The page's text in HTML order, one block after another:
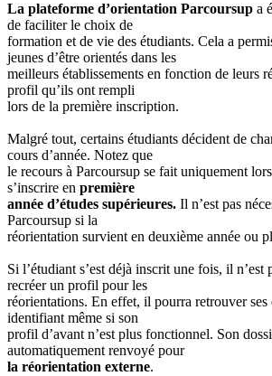
La plateforme d’orientation Parcoursup a
de faciliter le choix de
formation et de vie des étudiants. Cela a
jeunes d’être orientés dans les
meilleurs établissements en fonction de leurs
profil qu’ils ont rempli
lors de la première inscription.
Malgré tout, certains étudiants décident de
cours d’année. Notez que
le recours à Parcoursup se fait uniquement
s’inscrire en première
année d’études supérieures. Il n’est pas
Parcoursup si la
réorientation survient en deuxième année ou
Si l’étudiant s’est déjà inscrit une fois, il n’est
recréer un profil pour les
réorientations. En effet, il pourra retrouver ses
identifiant même si son
profil d’avant n’est plus fonctionnel. Son
automatiquement renvoyé pour
la réorientation externe.